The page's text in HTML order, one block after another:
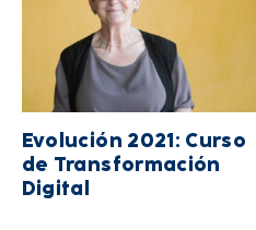
Evolución 2021: Curso
de Transformación
Digital